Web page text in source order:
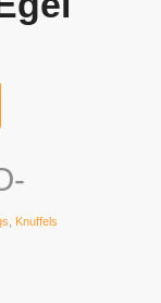
, Knuffels